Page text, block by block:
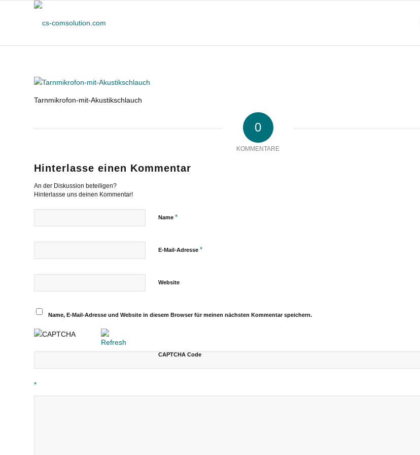
Tarnmikrofon-mit-Akustikschlauch
0
KOMMENTARE
Hinterlasse einen Kommentar
An der Diskussion beteiligen?
Hinterlasse uns deinen Kommentar!
Name *
E-Mail-Adresse *
Website
Name, E-Mail-Adresse und Website in diesem Browser für meinen nächsten Kommentar speichern.
CAPTCHA Code
*